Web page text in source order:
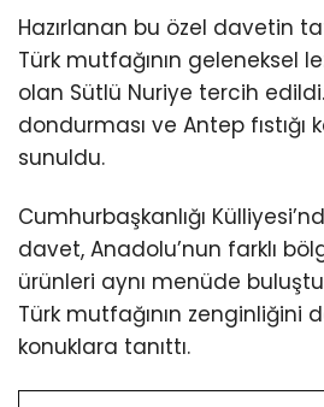
Hazırlanan bu özel davetin
Türk mutfağının geleneksel
olan Sütlü Nuriye tercih
dondurması ve Antep fıstığı
sunuldu.
Cumhurbaşkanlığı
davet, Anadolu’nun farklı
ürünleri aynı menüde
Türk mutfağının zenginliğini
konuklara tanıttı.